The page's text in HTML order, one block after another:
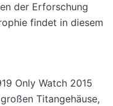
der Erforschung
findet in diesem
Only Watch 2015
Titangehäuse,